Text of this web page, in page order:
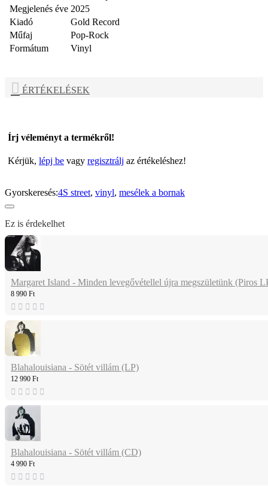
Megjelenés éve 2025
Kiadó
Gold Record
Műfaj
Pop-Rock
Formátum
Vinyl
ÉRTÉKELÉSEK
Írj véleményt a termékről!
Kérjük, lépj be vagy regisztrálj az értékeléshez!
Gyorskeresés:4S street, vinyl, mesélek a bornak
Ez is érdekelhet
Margaret Island - Minden levegővétellel újra megszületünk (Piros
8 990 Ft
Blahalouisiana - Sötét villám (LP)
12 990 Ft
Blahalouisiana - Sötét villám (CD)
4 990 Ft